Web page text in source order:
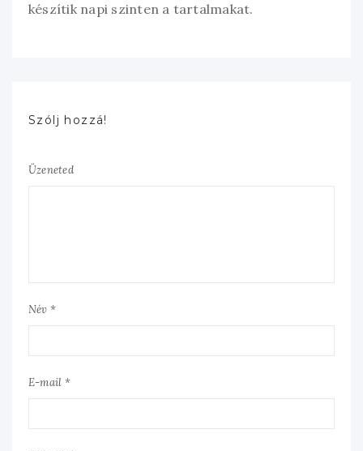
készítik napi szinten a tartalmakat.
Szólj hozzá!
Üzeneted
Név *
E-mail *